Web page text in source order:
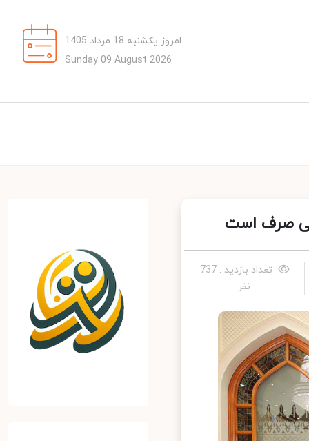
امروز یکشنبه 18 مرداد 1405
Sunday 09 August 2026
صرف است
تعداد بازدید : 737
نفر